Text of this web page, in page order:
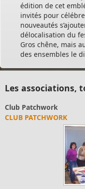
édition de cet
invités pour
nouveautés
délocalisation du
Gros chêne, mais
des ensembles le
Les associations,
Club Patchwork
CLUB PATCHWORK